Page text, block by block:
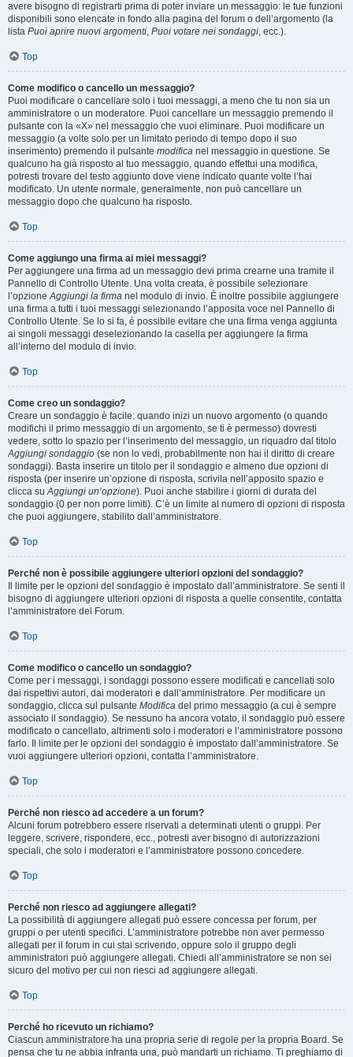
avere bisogno di registrarti prima di poter inviare un messaggio: le tue funzioni
disponibili sono elencate in fondo alla pagina del forum o dell’argomento (la
lista Puoi aprire nuovi argomenti, Puoi votare nei sondaggi, ecc.).
Top
Come modifico o cancello un messaggio?
Puoi modificare o cancellare solo i tuoi messaggi, a meno che tu non sia un
amministratore o un moderatore. Puoi cancellare un messaggio premendo il
pulsante con la «X» nel messaggio che vuoi eliminare. Puoi modificare un
messaggio (a volte solo per un limitato periodo di tempo dopo il suo
inserimento) premendo il pulsante modifica nel messaggio in questione. Se
qualcuno ha già risposto al tuo messaggio, quando effettui una modifica,
potresti trovare del testo aggiunto dove viene indicato quante volte l’hai
modificato. Un utente normale, generalmente, non può cancellare un
messaggio dopo che qualcuno ha risposto.
Top
Come aggiungo una firma ai miei messaggi?
Per aggiungere una firma ad un messaggio devi prima crearne una tramite il
Pannello di Controllo Utente. Una volta creata, è possibile selezionare
l’opzioneAggiungi la firma nel modulo di invio. È inoltre possibile aggiungere
una firma a tutti i tuoi messaggi selezionando l’apposita voce nel Pannello di
Controllo Utente. Se lo si fa, è possibile evitare che una firma venga aggiunta
ai singoli messaggi deselezionando la casella per aggiungere la firma
all’interno del modulo di invio.
Top
Come creo un sondaggio?
Creare un sondaggio è facile: quando inizi un nuovo argomento (o quando
modifichi il primo messaggio di un argomento, se ti è permesso) dovresti
vedere, sotto lo spazio per l’inserimento del messaggio, un riquadro dal titolo
Aggiungi sondaggio (se non lo vedi, probabilmente non hai il diritto di creare
sondaggi). Basta inserire un titolo per il sondaggio e almeno due opzioni di
risposta (per inserire un’opzione di risposta, scrivila nell’apposito spazio e
clicca suAggiungi un’opzione). Puoi anche stabilire i giorni di durata del
sondaggio (0 per non porre limiti). C’è un limite al numero di opzioni di risposta
che puoi aggiungere, stabilito dall’amministratore.
Top
Perché non è possibile aggiungere ulteriori opzioni del sondaggio?
Il limite per le opzioni del sondaggio è impostato dall’amministratore. Se senti il
bisogno di aggiungere ulteriori opzioni di risposta a quelle consentite, contatta
l’amministratore del Forum.
Top
Come modifico o cancello un sondaggio?
Come per i messaggi, i sondaggi possono essere modificati e cancellati solo
dai rispettivi autori, dai moderatori e dall’amministratore. Per modificare un
sondaggio, clicca sul pulsante Modifica del primo messaggio (a cui è sempre
associato il sondaggio). Se nessuno ha ancora votato, il sondaggio può essere
modificato o cancellato, altrimenti solo i moderatori e l’amministratore possono
farlo. Il limite per le opzioni del sondaggio è impostato dall’amministratore. Se
vuoi aggiungere ulteriori opzioni, contatta l’amministratore.
Top
Perché non riesco ad accedere a un forum?
Alcuni forum potrebbero essere riservati a determinati utenti o gruppi. Per
leggere, scrivere, rispondere, ecc., potresti aver bisogno di autorizzazioni
speciali, che solo i moderatori e l’amministratore possono concedere.
Top
Perché non riesco ad aggiungere allegati?
La possibilità di aggiungere allegati può essere concessa per forum, per
gruppi o per utenti specifici. L’amministratore potrebbe non aver permesso
allegati per il forum in cui stai scrivendo, oppure solo il gruppo degli
amministratori può aggiungere allegati. Chiedi all’amministratore se non sei
sicuro del motivo per cui non riesci ad aggiungere allegati.
Top
Perché ho ricevuto un richiamo?
Ciascun amministratore ha una propria serie di regole per la propria Board. Se
pensa che tu ne abbia infranta una, può mandarti un richiamo. Ti preghiamo di